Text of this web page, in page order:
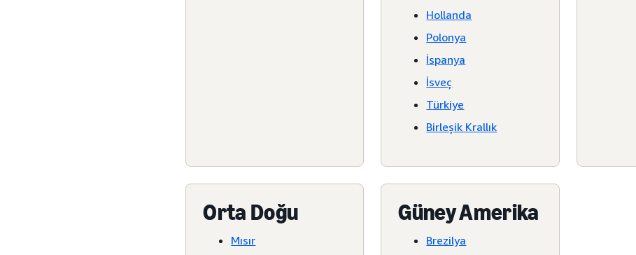
Hollanda
Polonya
İspanya
İsveç
Türkiye
Birleşik Krallık
Orta Doğu
Mısır
Güney Amerika
Brezilya